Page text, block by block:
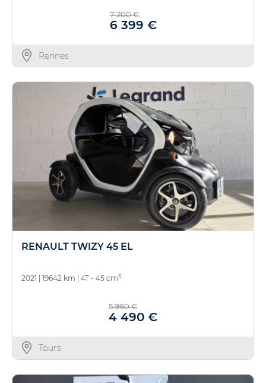
7 200 €
6 399 €
Rennes
RENAULT TWIZY 45 EL
2021 19642 km 4T - 45 cm3
5 990 €
4 490 €
Tours